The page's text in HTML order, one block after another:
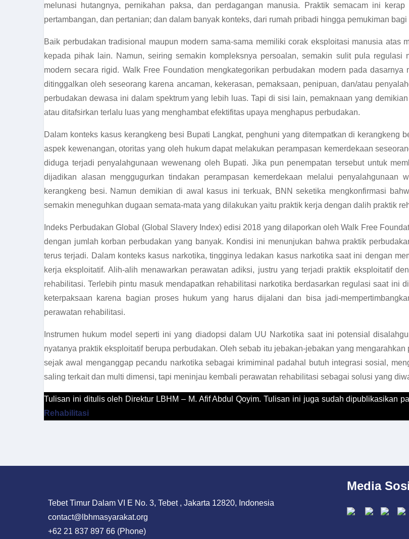
melunasi hutangnya, pernikahan paksa, dan perdagangan manusia. Praktik semacam ini
pertambangan, dan pertanian; dan dalam banyak konteks, dari rumah pribadi hingga pemukiman
Baik perbudakan tradisional maupun modern sama-sama memiliki corak eksploitasi manusia
kepada pihak lain. Namun, seiring semakin kompleksnya persoalan, semakin sulit pula regulasi
modern secara rigid. Walk Free Foundation mengkategorikan perbudakan modern pada
ditinggalkan oleh seseorang karena ancaman, kekerasan, pemaksaan, penipuan, dan/atau
perbudakan dewasa ini dalam spektrum yang lebih luas. Tapi di sisi lain, pemaknaan yang
atau ditafsirkan terlalu luas yang menghambat efektifitas upaya menghapus perbudakan.
Dalam konteks kasus kerangkeng besi Bupati Langkat, penghuni yang ditempatkan di kerangkeng
aspek kewenangan, otoritas yang oleh hukum dapat melakukan perampasan kemerdekaan
diduga terjadi penyalahgunaan wewenang oleh Bupati. Jika pun penempatan tersebut untuk
dijadikan alasan menggugurkan tindakan perampasan kemerdekaan melalui
kerangkeng besi. Namun demikian di awal kasus ini terkuak, BNN seketika mengkonfirmasi
semakin meneguhkan dugaan semata-mata yang dilakukan yaitu praktik kerja dengan dalih praktik
Indeks Perbudakan Global (Global Slavery Index) edisi 2018 yang dilaporkan oleh Walk Free
dengan jumlah korban perbudakan yang banyak. Kondisi ini menunjukan bahwa praktik
terus terjadi. Dalam konteks kasus narkotika, tingginya ledakan kasus narkotika saat ini dengan
kerja eksploitatif. Alih-alih menawarkan perawatan adiksi, justru yang terjadi praktik eksploitatif
rehabilitasi. Terlebih pintu masuk mendapatkan rehabilitasi narkotika berdasarkan regulasi saat ini
keterpaksaan karena bagian proses hukum yang harus dijalani dan bisa jadi-
perawatan rehabilitasi.
Instrumen hukum model seperti ini yang diadopsi dalam UU Narkotika saat ini potensial
nyatanya praktik eksploitatif berupa perbudakan. Oleh sebab itu jebakan-jebakan yang
sejak awal menganggap pecandu narkotika sebagai krimiminal padahal butuh integrasi sosial,
saling terkait dan multi dimensi, tapi meninjau kembali perawatan rehabilitasi sebagai solusi yang
Tulisan ini ditulis oleh Direktur LBHM – M. Afif Abdul Qoyim. Tulisan ini juga sudah dipublikasikan
Rehabilitasi
Tebet Timur Dalam VI E No. 3, Tebet , Jakarta 12820, Indonesia
contact@lbhmasyarakat.org
+62 21 837 897 66 (Phone)
Media